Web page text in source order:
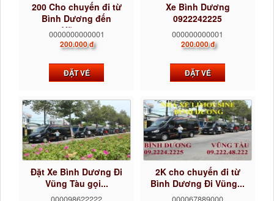
200 Cho chuyến đi từ
Bình Dương đến
Vũng...
0000000000001
200.000 đ
ĐẶT VÉ
Xe Bình Dương
0922242225
000000000001
200.000 đ
ĐẶT VÉ
Đặt Xe Bình Dương Đi
Vũng Tàu gọi...
000098622222
2K cho chuyến đi từ
Bình Dương Đi Vũng...
000067889000